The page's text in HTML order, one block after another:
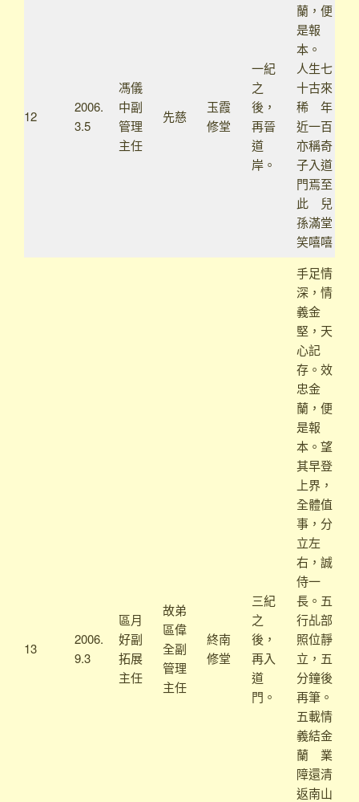
12
2006.
3.5
馮儀
中副
管理
主任
先慈
玉霞
修堂
一紀
之
後，
再晉
道
岸。
蘭，便
是報
本。
人生七
十古來
稀 年
近一百
亦稱奇
子入道
門焉至
此 兒
孫滿堂
笑嘻嘻
13
2006.
9.3
區月
好副
拓展
主任
故弟
區偉
全副
管理
主任
終南
修堂
三紀
之
後，
再入
道
門。
手足情
深，情
義金
堅，天
心記
存。效
忠金
蘭，便
是報
本。望
其早登
上界，
全體值
事，分
立左
右，誠
侍一
長。五
行乩部
照位靜
立，五
分鐘後
再筆。
五載情
義結金
蘭 業
障還清
返南山